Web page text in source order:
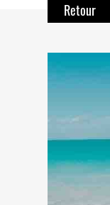
Retour